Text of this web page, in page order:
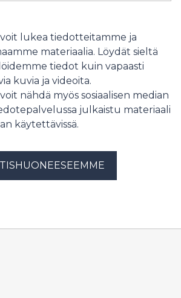
och att många sökandes perioder
dagpenning tar slut. FPA
lättar inom de närmaste
lukea tiedotteitamme ja
materiaalia. Löydät sieltä
tiedot kuin vapaasti
kuvia ja videoita.
nähdä myös sosiaalisen median
julkaistu materiaali
käytettävissä.